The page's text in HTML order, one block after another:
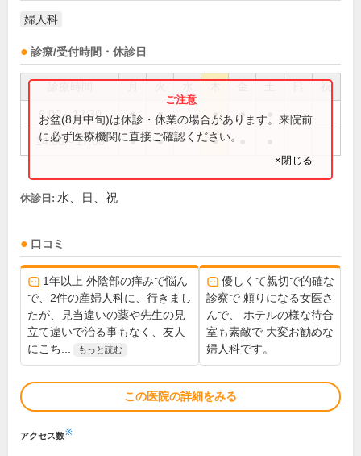
婦人科
診療/受付時間・休診日
祝
9:00～12:30 ● ● ● ●
14:00～17:00 ● ● ●
お盆(8月中旬)は休診・休業の場合があります。来院前
に必ず医療機関に直接ご確認ください。
×閉じる
休診日: 水、日、祝
口コミ
1年以上 外陰部の痒みで悩ん
で、2件の産婦人科に、行きまし
たが、見当違いの薬や先生の見
立て違いで治る事もなく、友人
にこち...
もっと読む
優しくて親切で的確な
診察で 頼りになる女医さ
んで、 ホテルの様な待合
室も素敵で 大変お勧めな
婦人科です。
この医院の詳細をみる
アクセス数※